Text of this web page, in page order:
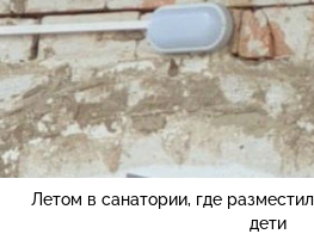
Летом в санатории, где
дети